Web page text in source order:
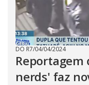
DO R7/04/04/2024
Reportagem
nerds' faz